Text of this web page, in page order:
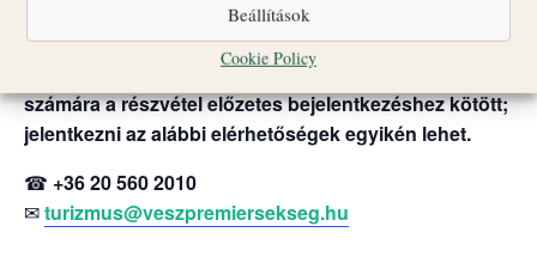
Beállítások
Cookie Policy
vagy egyéb rendezvények miatt változhatnak.
Nagyobb létszámú vagy idegen nyelvű csoportok
számára a részvétel előzetes bejelentkezéshez kötött;
jelentkezni az alábbi elérhetőségek egyikén lehet.
☎ +36 20 560 2010
✉turizmus@veszpremiersekseg.hu